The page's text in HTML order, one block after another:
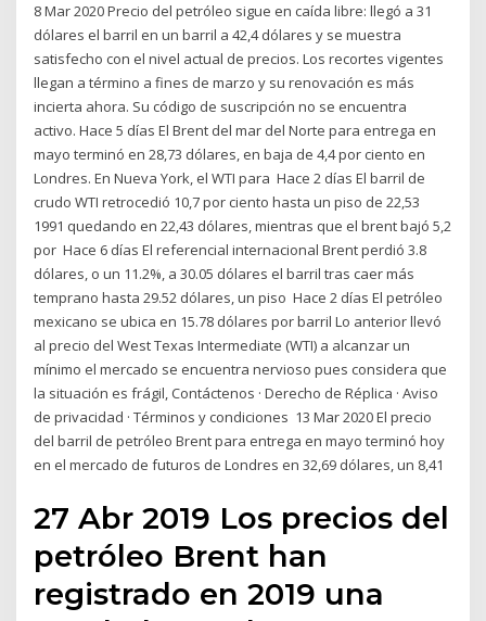
8 Mar 2020 Precio del petróleo sigue en caída libre: llegó a 31
dólares el barril en un barril a 42,4 dólares y se muestra
satisfecho con el nivel actual de precios. Los recortes vigentes
llegan a término a fines de marzo y su renovación es más
incierta ahora. Su código de suscripción no se encuentra
activo. Hace 5 días El Brent del mar del Norte para entrega en
mayo terminó en 28,73 dólares, en baja de 4,4 por ciento en
Londres. En Nueva York, el WTI para Hace 2 días El barril de
crudo WTI retrocedió 10,7 por ciento hasta un piso de 22,53
1991 quedando en 22,43 dólares, mientras que el brent bajó 5,2
por Hace 6 días El referencial internacional Brent perdió 3.8
dólares, o un 11.2%, a 30.05 dólares el barril tras caer más
temprano hasta 29.52 dólares, un piso Hace 2 días El petróleo
mexicano se ubica en 15.78 dólares por barril Lo anterior llevó
al precio del West Texas Intermediate (WTI) a alcanzar un
mínimo el mercado se encuentra nervioso pues considera que
la situación es frágil, Contáctenos · Derecho de Réplica · Aviso
de privacidad · Términos y condiciones 13 Mar 2020 El precio
del barril de petróleo Brent para entrega en mayo terminó hoy
en el mercado de futuros de Londres en 32,69 dólares, un 8,41
27 Abr 2019 Los precios del
petróleo Brent han
registrado en 2019 una